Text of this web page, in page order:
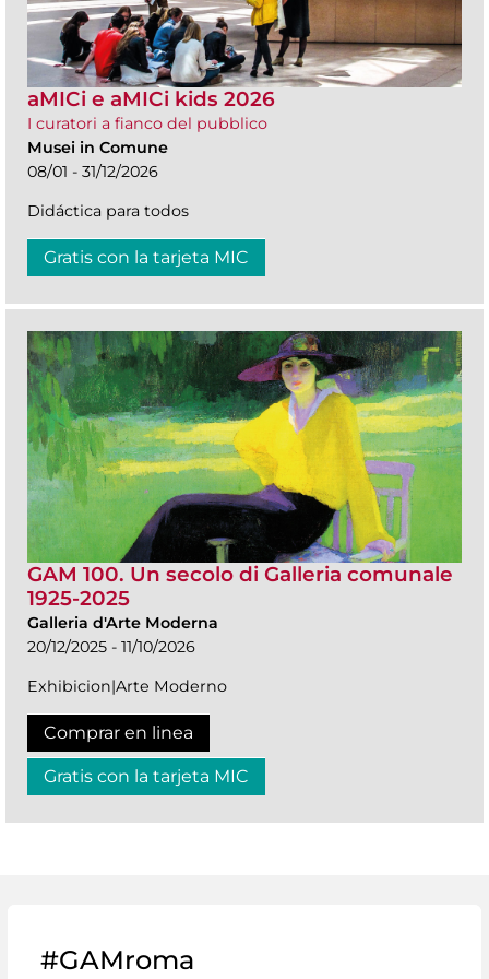
aMICi e aMICi kids 2026
I curatori a fianco del pubblico
Musei in Comune
08/01 - 31/12/2026
Didáctica para todos
Gratis con la tarjeta MIC
GAM 100. Un secolo di Galleria comunale
1925-2025
Galleria d'Arte Moderna
20/12/2025 - 11/10/2026
Exhibicion|Arte Moderno
Comprar en linea
Gratis con la tarjeta MIC
#GAMroma